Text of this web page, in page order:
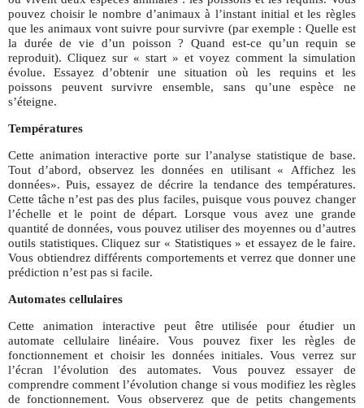
pouvez choisir le nombre d’animaux à l’instant initial et les règles
que les animaux vont suivre pour survivre (par exemple : Quelle est
la durée de vie d’un poisson ? Quand est-ce qu’un requin se
reproduit). Cliquez sur « start » et voyez comment la simulation
évolue. Essayez d’obtenir une situation où les requins et les
poissons peuvent survivre ensemble, sans qu’une espèce ne
s’éteigne.
Températures
Cette animation interactive porte sur l’analyse statistique de base.
Tout d’abord, observez les données en utilisant « Affichez les
données». Puis, essayez de décrire la tendance des températures.
Cette tâche n’est pas des plus faciles, puisque vous pouvez changer
l’échelle et le point de départ. Lorsque vous avez une grande
quantité de données, vous pouvez utiliser des moyennes ou d’autres
outils statistiques. Cliquez sur « Statistiques » et essayez de le faire.
Vous obtiendrez différents comportements et verrez que donner une
prédiction n’est pas si facile.
Automates cellulaires
Cette animation interactive peut être utilisée pour étudier un
automate cellulaire linéaire. Vous pouvez fixer les règles de
fonctionnement et choisir les données initiales. Vous verrez sur
l’écran l’évolution des automates. Vous pouvez essayer de
comprendre comment l’évolution change si vous modifiez les règles
de fonctionnement. Vous observerez que de petits changements